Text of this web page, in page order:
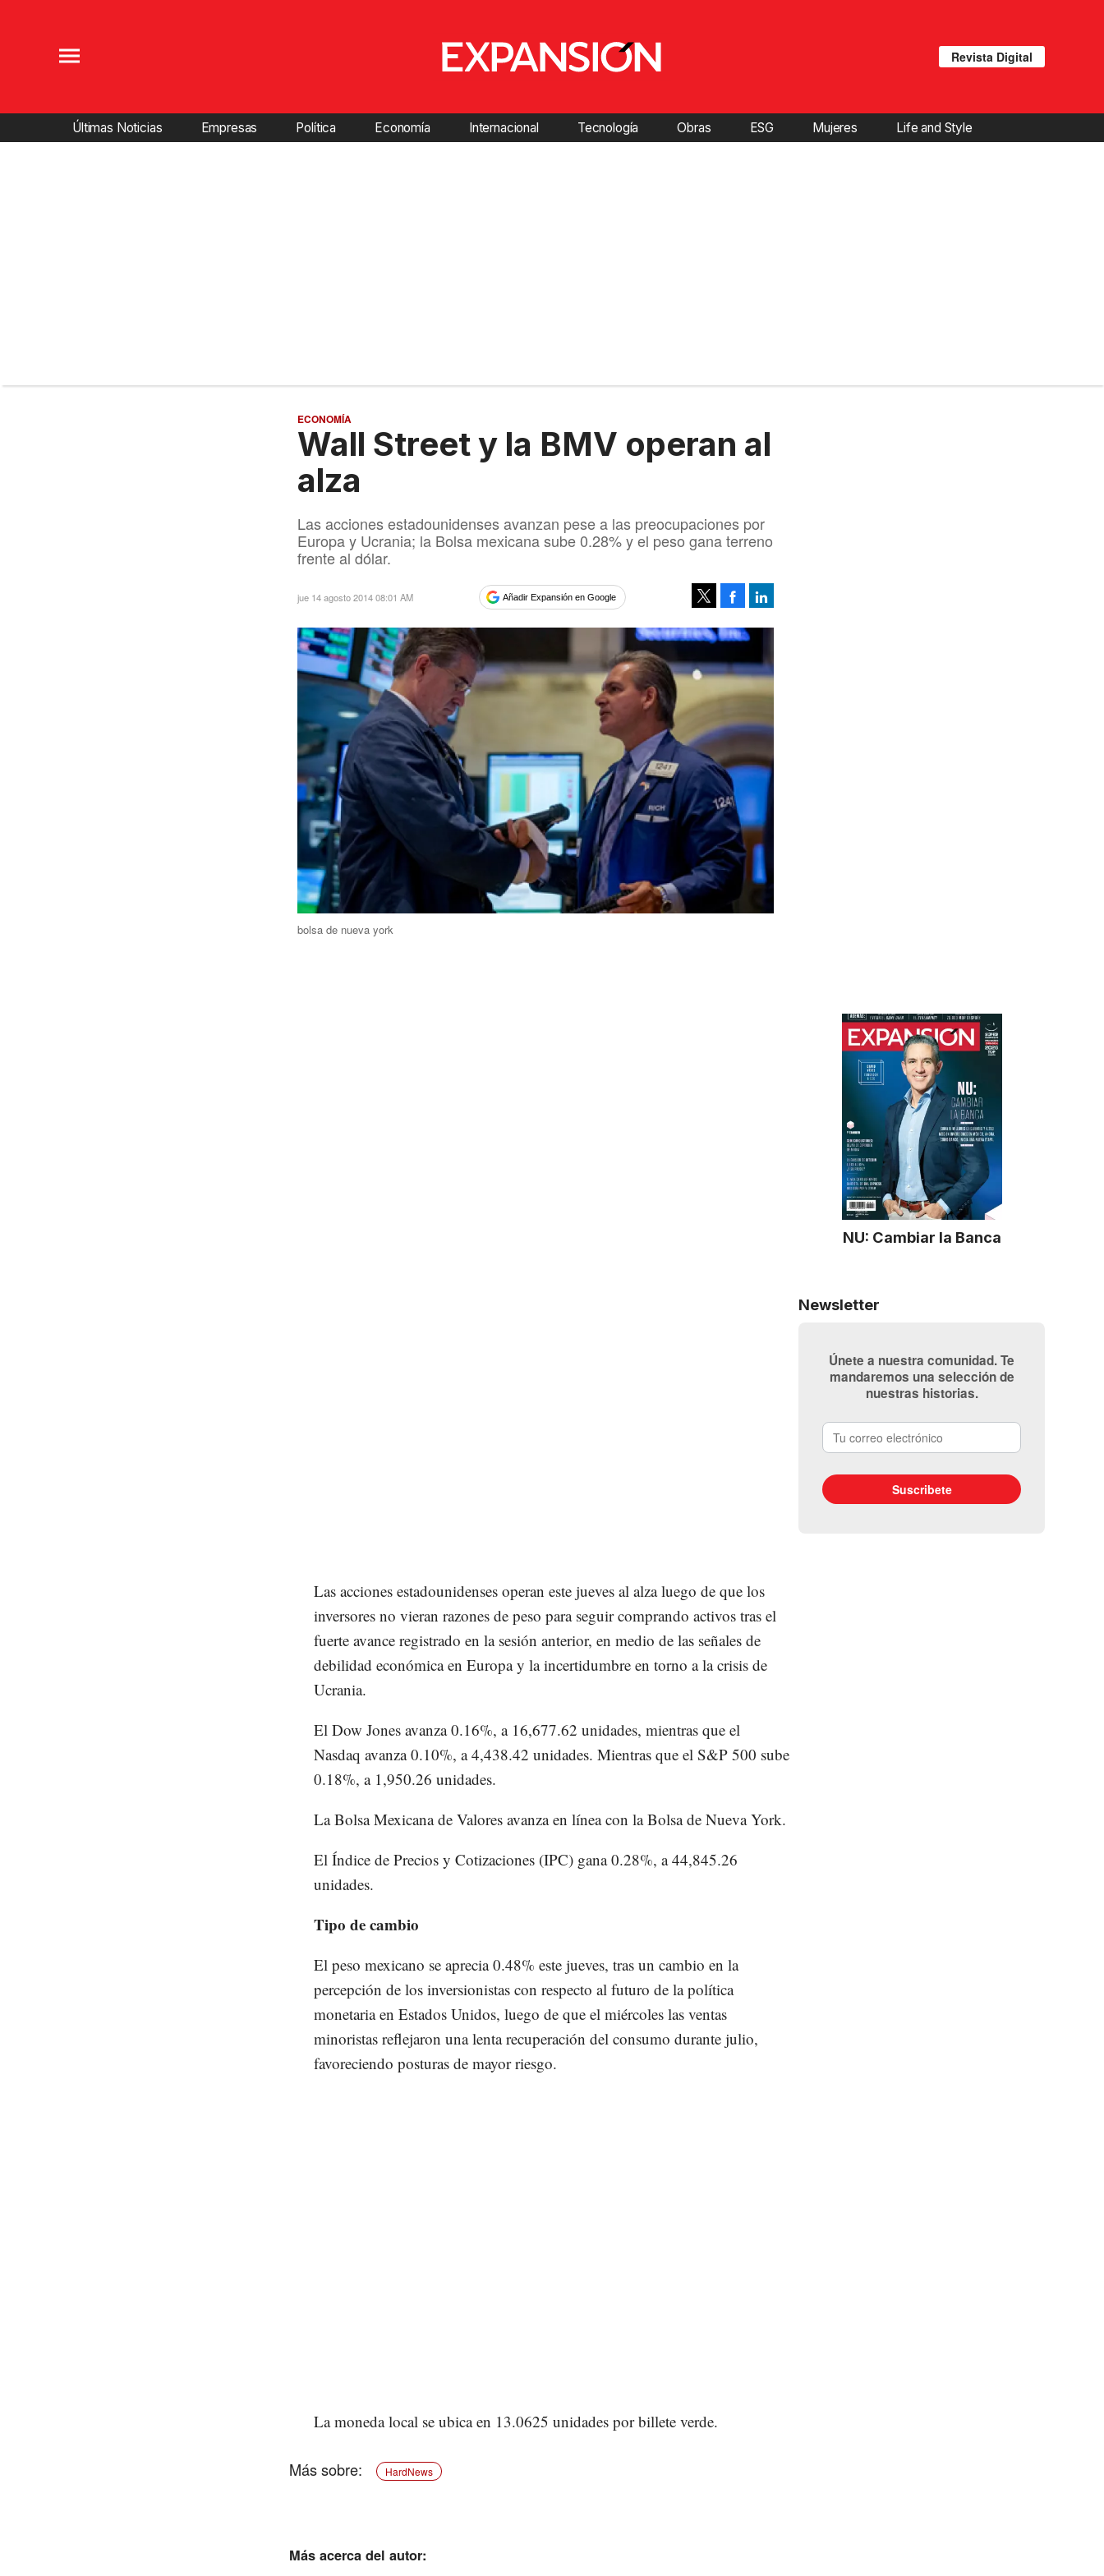
Revista Digital
Últimas Noticias Empresas Política Economía Internacional Tecnología Obras ESG Mujeres Life and Style
NU: Cambiar la Banca
Newsletter
Únete a nuestra comunidad. Te
mandaremos una selección de
nuestras historias.
ECONOMÍA
Wall Street y la BMV operan al
alza
Las acciones estadounidenses avanzan pese a las preocupaciones por
Europa y Ucrania; la Bolsa mexicana sube 0.28% y el peso gana terreno
frente al dólar.
jue 14 agosto 2014 08:01 AM Añadir Expansión en Google Facebook
bolsa de nueva york
Las acciones estadounidenses operan este jueves al alza luego de que los
inversores no vieran razones de peso para seguir comprando activos tras el
fuerte avance registrado en la sesión anterior, en medio de las señales de
debilidad económica en Europa y la incertidumbre en torno a la crisis de
Ucrania.
El Dow Jones avanza 0.16%, a 16,677.62 unidades, mientras que el
Nasdaq avanza 0.10%, a 4,438.42 unidades. Mientras que el S&P 500 sube
0.18%, a 1,950.26 unidades.
La Bolsa Mexicana de Valores avanza en línea con la Bolsa de Nueva York.
El Índice de Precios y Cotizaciones (IPC) gana 0.28%, a 44,845.26
unidades.
Tipo de cambio
El peso mexicano se aprecia 0.48% este jueves, tras un cambio en la
percepción de los inversionistas con respecto al futuro de la política
monetaria en Estados Unidos, luego de que el miércoles las ventas
minoristas reflejaron una lenta recuperación del consumo durante julio,
favoreciendo posturas de mayor riesgo.
La moneda local se ubica en 13.0625 unidades por billete verde.
HardNews
Más acerca del autor: